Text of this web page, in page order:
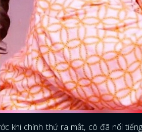
khi chính thứ ra mắt, cô đã nổi tiếng